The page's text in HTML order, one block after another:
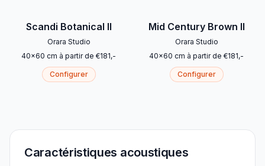
Scandi Botanical II
Orara Studio
40x60 cm à partir de €181,-
Configurer
Mid Century Brown II
Orara Studio
40x60 cm à partir de €181,-
Configurer
Caractéristiques acoustiques